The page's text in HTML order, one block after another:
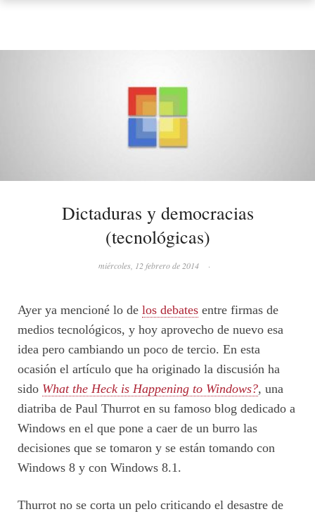
Dictaduras y democracias
(tecnológicas)
miércoles, 12 febrero de 2014 ·
Ayer ya mencioné lo de los debates entre firmas de
medios tecnológicos, y hoy aprovecho de nuevo esa
idea pero cambiando un poco de tercio. En esta
ocasión el artículo que ha originado la discusión ha
sido What the Heck is Happening to Windows?, una
diatriba de Paul Thurrot en su famoso blog dedicado a
Windows en el que pone a caer de un burro las
decisiones que se tomaron y se están tomando con
Windows 8 y con Windows 8.1.
Thurrot no se corta un pelo criticando el desastre de